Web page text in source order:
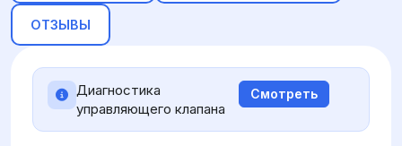
ОТЗЫВЫ
Диагностика
управляющего клапана
Смотреть